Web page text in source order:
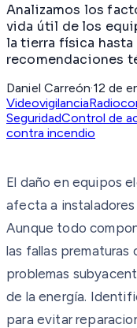
Analizamos los
vida útil de los
la tierra física
recomendaciones
Daniel Carreón·12 de
Videovigilancia
SeguridadControl de
contra incendio
El daño en equipos
afecta a
Aunque todo
las fallas prematuras
problemas
de la energía.
para evitar